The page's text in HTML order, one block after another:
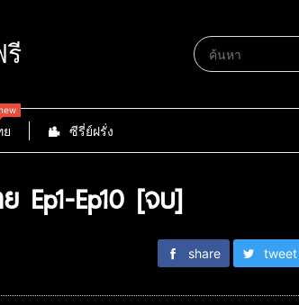
ย ซีรี่ย์ฝรั่ง
Ep1-Ep10 [จบ]
share tweet